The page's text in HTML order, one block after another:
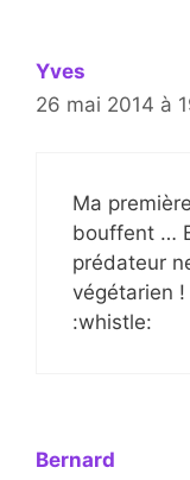
Yves
26 mai 2014 à
Ma
bouffent …
prédateur
végétarien !
:whistle:
Bernard